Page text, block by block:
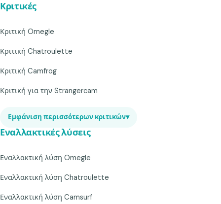
Κριτικές
Κριτική Omegle
Κριτική Chatroulette
Κριτική Camfrog
Κριτική για την Strangercam
Εμφάνιση περισσότερων κριτικών▾
Εναλλακτικές λύσεις
Εναλλακτική λύση Omegle
Εναλλακτική λύση Chatroulette
Εναλλακτική λύση Camsurf